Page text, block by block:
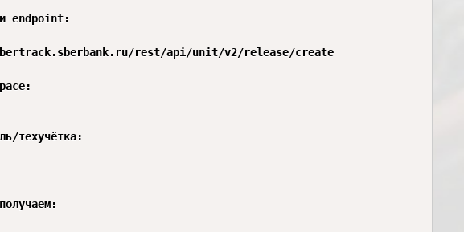
endpoint:
rest/api/unit/v2/release/create
техучётка: